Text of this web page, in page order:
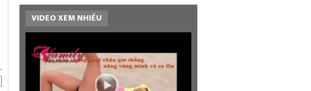
VIDEO XEM NHIỀU